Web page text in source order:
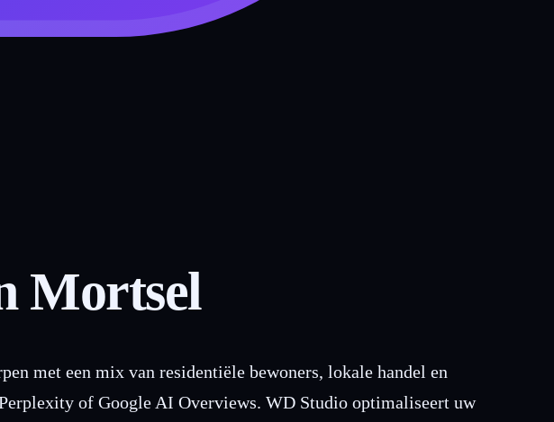
Mortsel
met een mix van residentiële bewoners, lokale handel en
of Google AI Overviews. WD Studio optimaliseert uw